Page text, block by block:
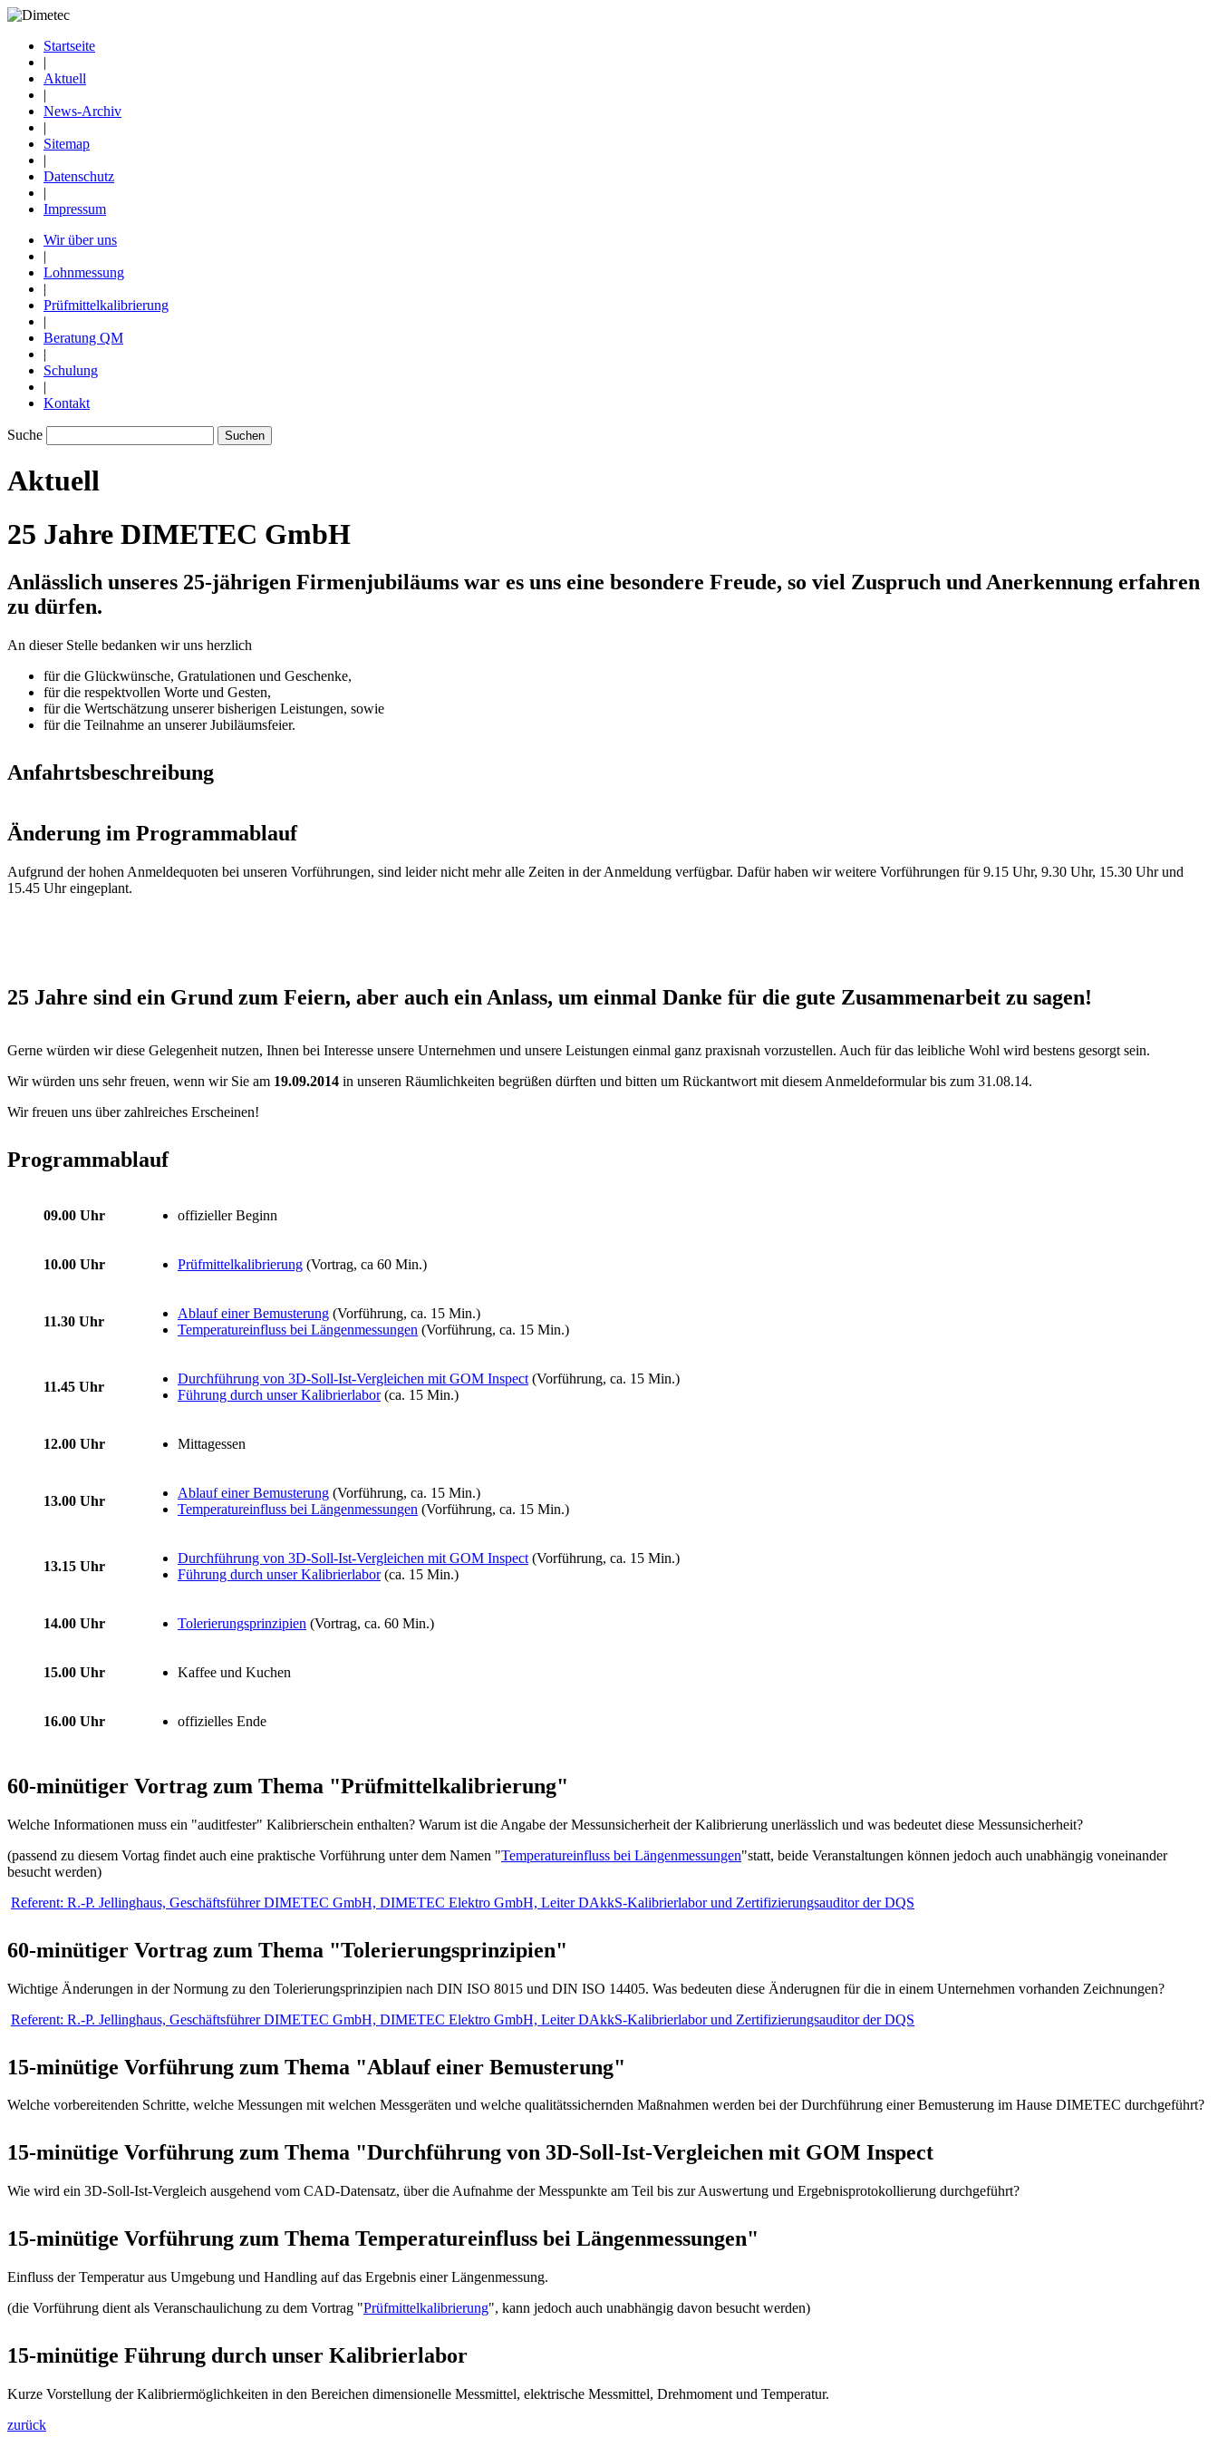
Startseite
|
Aktuell
|
News-Archiv
|
Sitemap
|
Datenschutz
|
Impressum
Wir über uns
|
Lohnmessung
|
Prüfmittelkalibrierung
|
Beratung QM
|
Schulung
|
Kontakt
Suche
Aktuell
25 Jahre DIMETEC GmbH
Anlässlich unseres 25-jährigen Firmenjubiläums war es uns eine besondere Freude, so viel Zuspruch und Anerkennung erfahren
zu dürfen.
An dieser Stelle bedanken wir uns herzlich
für die Glückwünsche, Gratulationen und Geschenke,
für die respektvollen Worte und Gesten,
für die Wertschätzung unserer bisherigen Leistungen, sowie
für die Teilnahme an unserer Jubiläumsfeier.
Anfahrtsbeschreibung
Änderung im Programmablauf
Aufgrund der hohen Anmeldequoten bei unseren Vorführungen, sind leider nicht mehr alle Zeiten in der Anmeldung verfügbar. Dafür haben wir weitere Vorführungen für 9.15 Uhr, 9.30 Uhr, 15.30 Uhr und
15.45 Uhr eingeplant.
25 Jahre sind ein Grund zum Feiern, aber auch ein Anlass, um einmal Danke für die gute Zusammenarbeit zu sagen!
Gerne würden wir diese Gelegenheit nutzen, Ihnen bei Interesse unsere Unternehmen und unsere Leistungen einmal ganz praxisnah vorzustellen. Auch für das leibliche Wohl wird bestens gesorgt sein.
Wir würden uns sehr freuen, wenn wir Sie am 19.09.2014 in unseren Räumlichkeiten begrüßen dürften und bitten um Rückantwort mit diesem Anmeldeformular bis zum 31.08.14.
Wir freuen uns über zahlreiches Erscheinen!
Programmablauf
09.00 Uhr offizieller Beginn
10.00 Uhr Prüfmittelkalibrierung (Vortrag, ca 60 Min.)
11.30 Uhr
Ablauf einer Bemusterung (Vorführung, ca. 15 Min.)
Temperatureinfluss bei Längenmessungen (Vorführung, ca. 15 Min.)
11.45 Uhr
Durchführung von 3D-Soll-Ist-Vergleichen mit GOM Inspect (Vorführung, ca. 15 Min.)
Führung durch unser Kalibrierlabor(ca. 15 Min.)
12.00 Uhr Mittagessen
13.00 Uhr
Ablauf einer Bemusterung (Vorführung, ca. 15 Min.)
Temperatureinfluss bei Längenmessungen (Vorführung, ca. 15 Min.)
13.15 Uhr
Durchführung von 3D-Soll-Ist-Vergleichen mit GOM Inspect (Vorführung, ca. 15 Min.)
Führung durch unser Kalibrierlabor(ca. 15 Min.)
14.00 Uhr Tolerierungsprinzipien (Vortrag, ca. 60 Min.)
15.00 Uhr Kaffee und Kuchen
16.00 Uhr offizielles Ende
60-minütiger Vortrag zum Thema "Prüfmittelkalibrierung"
Welche Informationen muss ein "auditfester" Kalibrierschein enthalten? Warum ist die Angabe der Messunsicherheit der Kalibrierung unerlässlich und was bedeutet diese Messunsicherheit?
(passend zu diesem Vortag findet auch eine praktische Vorführung unter dem Namen "Temperatureinfluss bei Längenmessungen"statt, beide Veranstaltungen können jedoch auch unabhängig voneinander
besucht werden)
Referent: R.-P. Jellinghaus, Geschäftsführer DIMETEC GmbH, DIMETEC Elektro GmbH, Leiter DAkkS-Kalibrierlabor und Zertifizierungsauditor der DQS
60-minütiger Vortrag zum Thema "Tolerierungsprinzipien"
Wichtige Änderungen in der Normung zu den Tolerierungsprinzipien nach DIN ISO 8015 und DIN ISO 14405. Was bedeuten diese Änderugnen für die in einem Unternehmen vorhanden Zeichnungen?
Referent: R.-P. Jellinghaus, Geschäftsführer DIMETEC GmbH, DIMETEC Elektro GmbH, Leiter DAkkS-Kalibrierlabor und Zertifizierungsauditor der DQS
15-minütige Vorführung zum Thema "Ablauf einer Bemusterung"
Welche vorbereitenden Schritte, welche Messungen mit welchen Messgeräten und welche qualitätssichernden Maßnahmen werden bei der Durchführung einer Bemusterung im Hause DIMETEC durchgeführt?
15-minütige Vorführung zum Thema "Durchführung von 3D-Soll-Ist-Vergleichen mit GOM Inspect
Wie wird ein 3D-Soll-Ist-Vergleich ausgehend vom CAD-Datensatz, über die Aufnahme der Messpunkte am Teil bis zur Auswertung und Ergebnisprotokollierung durchgeführt?
15-minütige Vorführung zum Thema Temperatureinfluss bei Längenmessungen"
Einfluss der Temperatur aus Umgebung und Handling auf das Ergebnis einer Längenmessung.
(die Vorführung dient als Veranschaulichung zu dem Vortrag "Prüfmittelkalibrierung", kann jedoch auch unabhängig davon besucht werden)
15-minütige Führung durch unser Kalibrierlabor
Kurze Vorstellung der Kalibriermöglichkeiten in den Bereichen dimensionelle Messmittel, elektrische Messmittel, Drehmoment und Temperatur.
zurück